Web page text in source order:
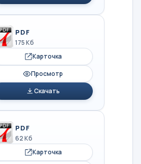
PDF
175 Кб
Карточка
Просмотр
Скачать
PDF
62 Кб
Карточка